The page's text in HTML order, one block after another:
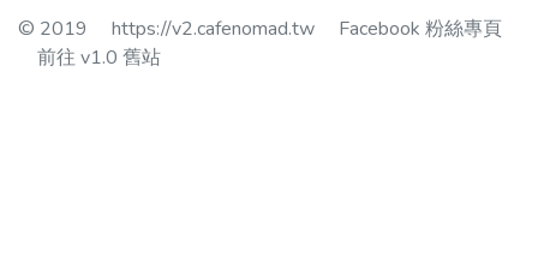
© 2019 https://v2.cafenomad.tw
Facebook 粉絲專頁
前往 v1.0 舊站